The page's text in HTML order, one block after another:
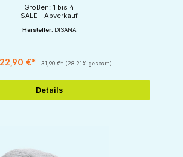
Größen: 1 bis 4
SALE - Abverkauf
Hersteller: DISANA
22,90 €* 31,90 €* (28.21% gespart)
Details